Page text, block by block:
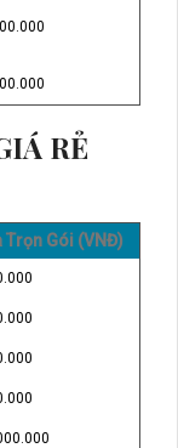
RẺ
Trọn Gói (VNĐ)